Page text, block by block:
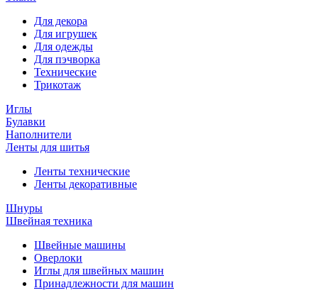
Для декора
Для игрушек
Для одежды
Для пэчворка
Технические
Трикотаж
Иглы
Булавки
Наполнители
Ленты для шитья
Ленты технические
Ленты декоративные
Шнуры
Швейная техника
Швейные машины
Оверлоки
Иглы для швейных машин
Принадлежности для машин